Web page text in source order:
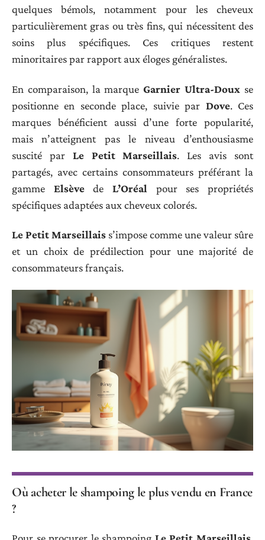
quelques bémols, notamment pour les cheveux
particulièrement gras ou très fins, qui nécessitent des
soins plus spécifiques. Ces critiques restent
minoritaires par rapport aux éloges généralistes.
En comparaison, la marqueGarnier Ultra-Doux se
positionne en seconde place, suivie par Dove. Ces
marques bénéficient aussi d’une forte popularité,
mais n’atteignent pas le niveau d’enthousiasme
suscité par Le Petit Marseillais. Les avis sont
partagés, avec certains consommateurs préférant la
gamme ElsèvedeL’Oréal pour ses propriétés
spécifiques adaptées aux cheveux colorés.
Le Petit Marseillais s’impose comme une valeur sûre
et un choix de prédilection pour une majorité de
consommateurs français.
Où acheter le shampoing le plus vendu en France
?